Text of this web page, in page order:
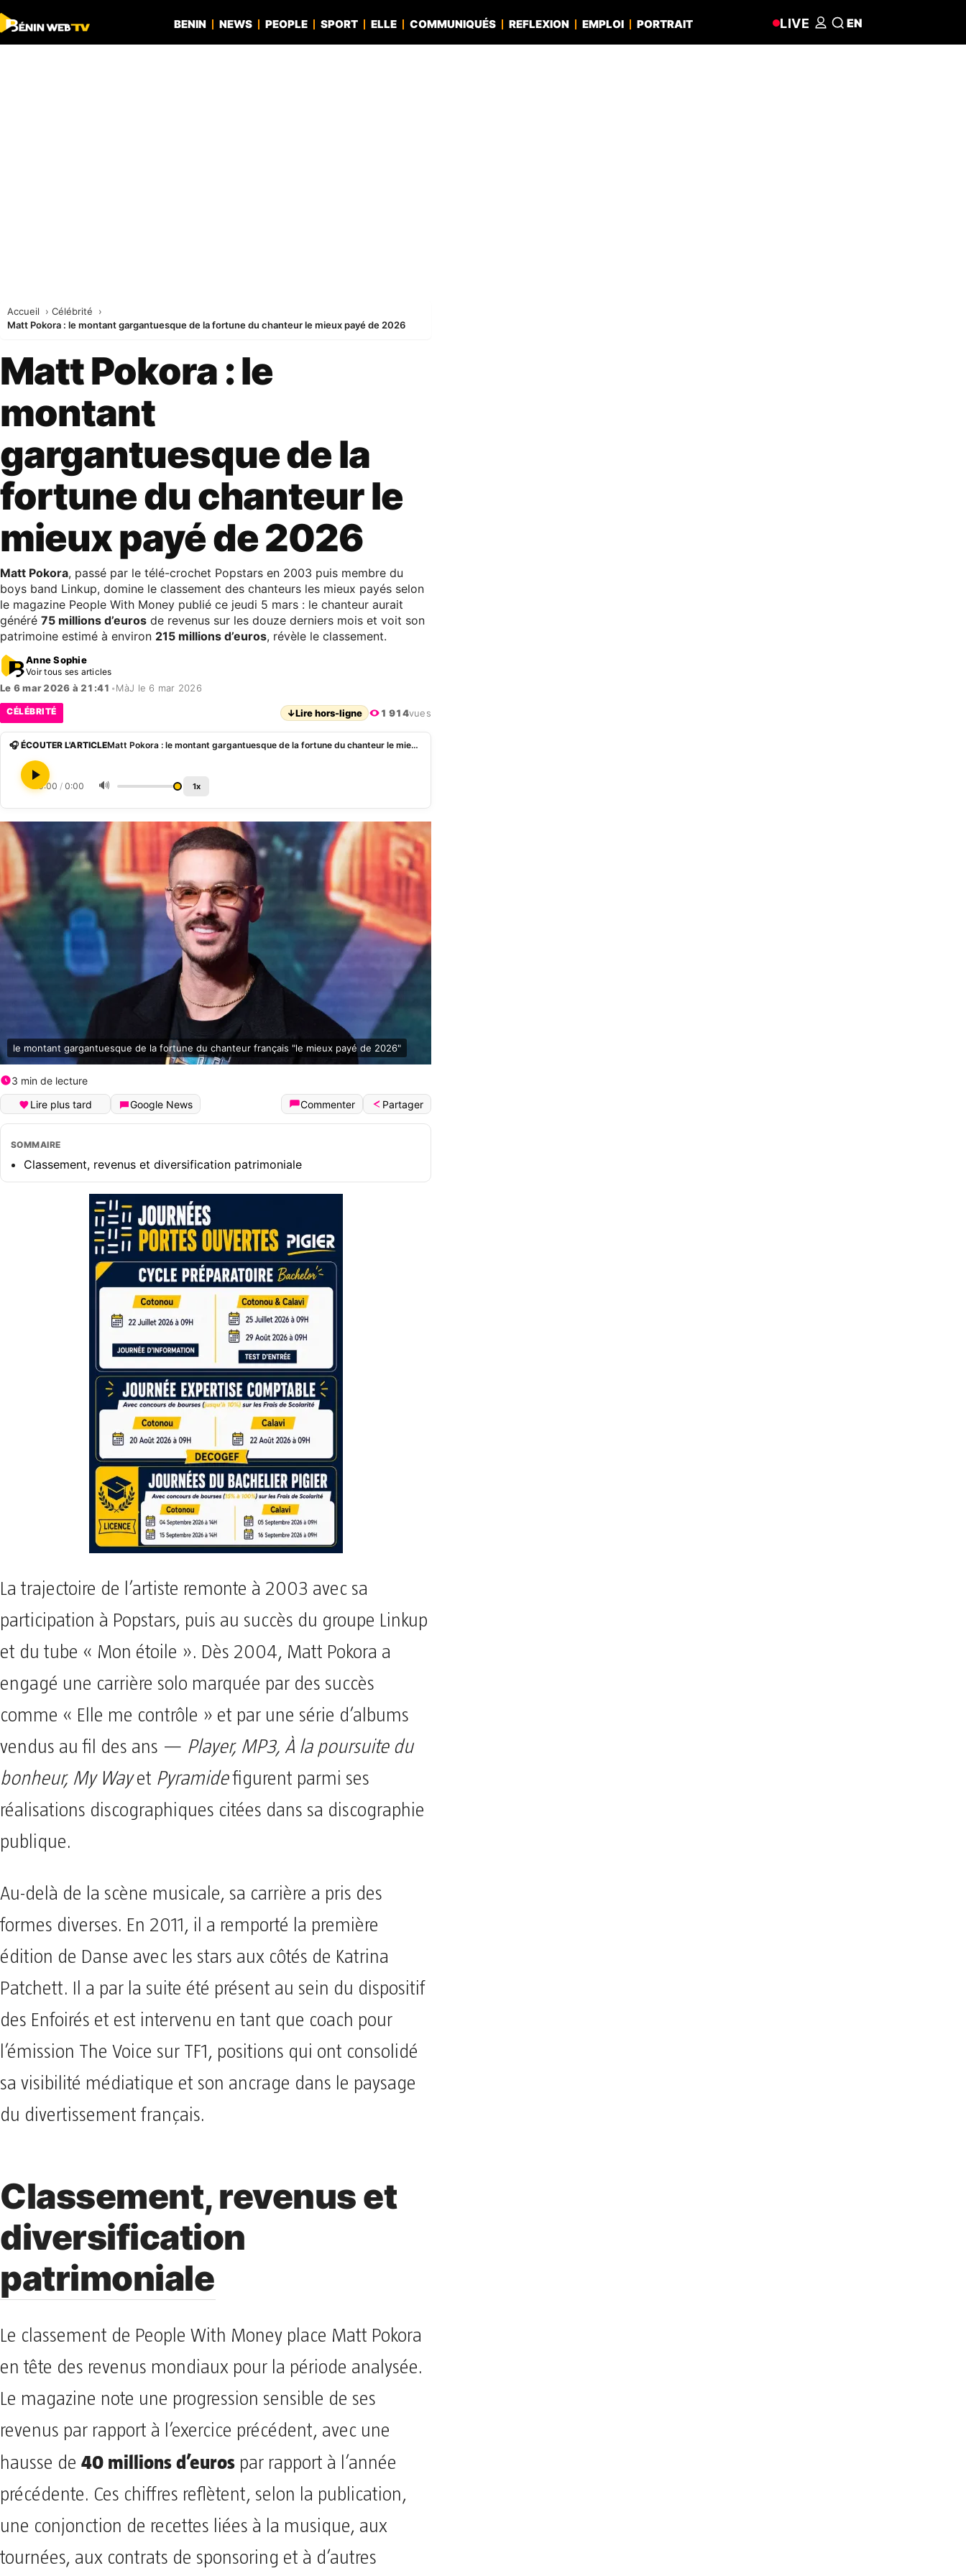
BENIN NEWS PEOPLE SPORT ELLE COMMUNIQUÉS REFLEXION EMPLOI PORTRAIT LIVE EN
Accueil
Célébrité
Matt Pokora : le montant gargantuesque de la fortune du chanteur le mieux payé de 2026
Matt Pokora : le
montant
gargantuesque de la
fortune du chanteur le
mieux payé de 2026
Matt Pokora, passé par le télé-crochet Popstars en 2003 puis membre du
boys band Linkup, domine le classement des chanteurs les mieux payés selon
le magazine People With Money publié ce jeudi 5 mars : le chanteur aurait
généré 75 millions d’euros de revenus sur les douze derniers mois et voit son
patrimoine estimé à environ 215 millions d’euros, révèle le classement.
Anne Sophie
Voir tous ses articles
Le 6 mar 2026 à 21:41 •MàJ le 6 mar 2026
CÉLÉBRITÉ ↓Lire hors-ligne 1 914vues
🎧 ÉCOUTER L'ARTICLE Matt Pokora : le montant gargantuesque de la fortune du chanteur le mieux payé de 2026
0:00 / 0:00 🔊 1x
le montant gargantuesque de la fortune du chanteur français "le mieux payé de 2026"
3 min de lecture
Lire plus tard
Google News Commenter Partager
SOMMAIRE
Classement, revenus et diversification patrimoniale
La trajectoire de l’artiste remonte à 2003 avec sa
participation à Popstars, puis au succès du groupe Linkup
et du tube « Mon étoile ». Dès 2004, Matt Pokora a
engagé une carrière solo marquée par des succès
comme « Elle me contrôle » et par une série d’albums
vendus au fil des ans — Player, MP3, À la poursuite du
bonheur, My Wayet Pyramidefigurent parmi ses
réalisations discographiques citées dans sa discographie
publique.
Au-delà de la scène musicale, sa carrière a pris des
formes diverses. En 2011, il a remporté la première
édition de Danse avec les stars aux côtés de Katrina
Patchett. Il a par la suite été présent au sein du dispositif
des Enfoirés et est intervenu en tant que coach pour
l’émission The Voice sur TF1, positions qui ont consolidé
sa visibilité médiatique et son ancrage dans le paysage
du divertissement français.
Classement, revenus et
diversification
patrimoniale
Le classement de People With Money place Matt Pokora
en tête des revenus mondiaux pour la période analysée.
Le magazine note une progression sensible de ses
revenus par rapport à l’exercice précédent, avec une
hausse de 40 millions d’euros par rapport à l’année
précédente. Ces chiffres reflètent, selon la publication,
une conjonction de recettes liées à la musique, aux
tournées, aux contrats de sponsoring et à d’autres